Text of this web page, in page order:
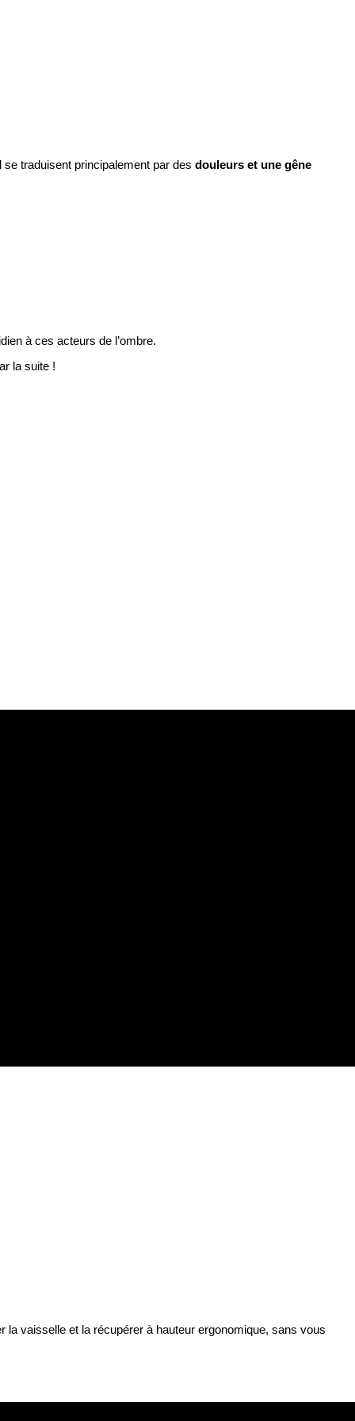
traduisent principalement par des douleurs et une gêne
à ces acteurs de l’ombre.
la suite !
vaisselle et la récupérer à hauteur ergonomique, sans vous